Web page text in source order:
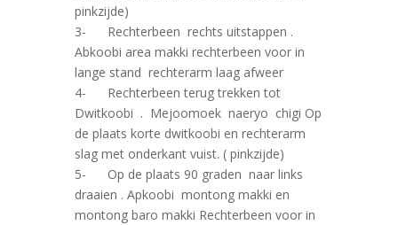
pinkzijde)
3- Rechterbeen rechts uitstappen .
Abkoobi area makki rechterbeen voor in
lange stand rechterarm laag afweer
4- Rechterbeen terug trekken tot
Dwitkoobi . Mejoomoek naeryo chigi Op
de plaats korte dwitkoobi en rechterarm
slag met onderkant vuist. ( pinkzijde)
5- Op de plaats 90 graden naar links
draaien . Apkoobi montong makki en
montong baro makki Rechterbeen voor in